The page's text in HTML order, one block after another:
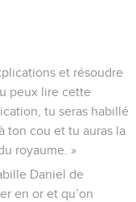
et résoudre
peux lire cette
tu seras habillé
ton cou et tu auras la
royaume. »
Daniel de
en or et qu’on